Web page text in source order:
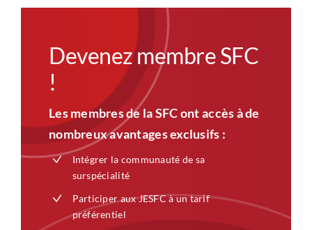
Devenez membre SFC
!
Les membres de la SFC ont accès à de
nombreux avantages exclusifs :
Intégrer la communauté de sa
surspécialité
Participer aux JESFC à un tarif
préférentiel